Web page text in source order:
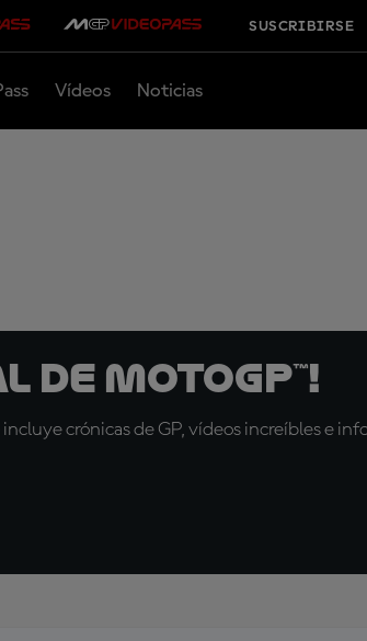
SUSCRIBIRSE
Vídeos Noticias
MotoGP™!
crónicas de GP, vídeos increíbles e